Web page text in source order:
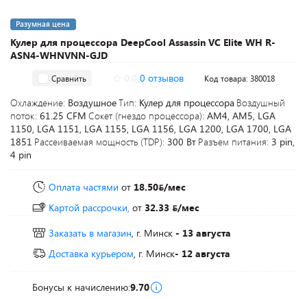
Кулер для процессора DeepCool Assassin VC Elite WH R-
ASN4-WHNVNN-GJD
Разумная цена
Сравнить 0 отзывов Код товара: 380018
Охлаждение: ВоздушноеТип: Кулер для процессора Воздушный
поток: 61.25 CFM Сокет (гнездо процессора): AM4, AM5, LGA
1150, LGA 1151, LGA 1155, LGA 1156, LGA 1200, LGA 1700, LGA
1851 Рассеиваемая мощность (TDP): 300 Вт Разъем питания: 3 pin,
4 pin
Оплата частями от 18.50 /мес
Картой рассрочки, от 32.33
/мес
Заказать в магазин, г. Минск - 13 августа
Доставка курьером, г. Минск- 12 августа
Бонусы к начислению:9.70